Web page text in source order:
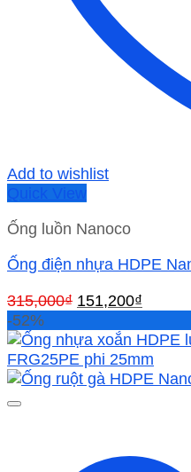
Add to wishlist
Quick View
Ống luồn Nanoco
Ống điện nhựa HDPE
315,000₫ Giá
là:
315,000₫.
151,200₫
tại
là:
-52%